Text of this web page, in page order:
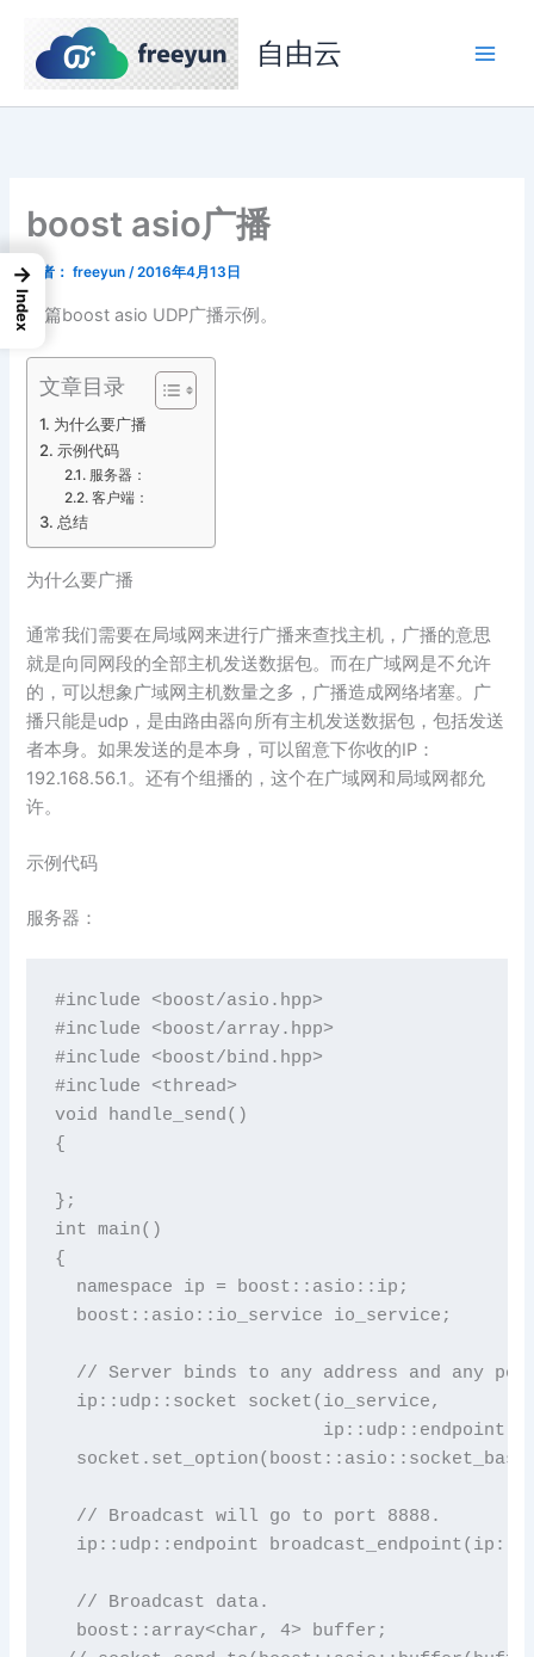
自由云
boost asio广播
作者： freeyun/2016年4月13日
一篇boost asio UDP广播示例。
文章目录
为什么要广播
示例代码
服务器：
客户端：
总结
为什么要广播
通常我们需要在局域网来进行广播来查找主机，广播的意思
就是向同网段的全部主机发送数据包。而在广域网是不允许
的，可以想象广域网主机数量之多，广播造成网络堵塞。广
播只能是udp，是由路由器向所有主机发送数据包，包括发送
者本身。如果发送的是本身，可以留意下你收的IP：
192.168.56.1。还有个组播的，这个在广域网和局域网都允
许。
示例代码
服务器：
#include <boost/asio.hpp>
#include <boost/array.hpp>
#include <boost/bind.hpp>
#include <thread>
void handle_send()
{
};
int main()
{
  namespace ip = boost::asio::ip;
  boost::asio::io_service io_service;
// Server binds to any address and any
  ip::udp::socket socket(io_service,
  // Broadcast will go to port 8888.
ip::udp::endpoint
  // Broadcast data.
  boost::array<char, 4> buffer;
→
Index